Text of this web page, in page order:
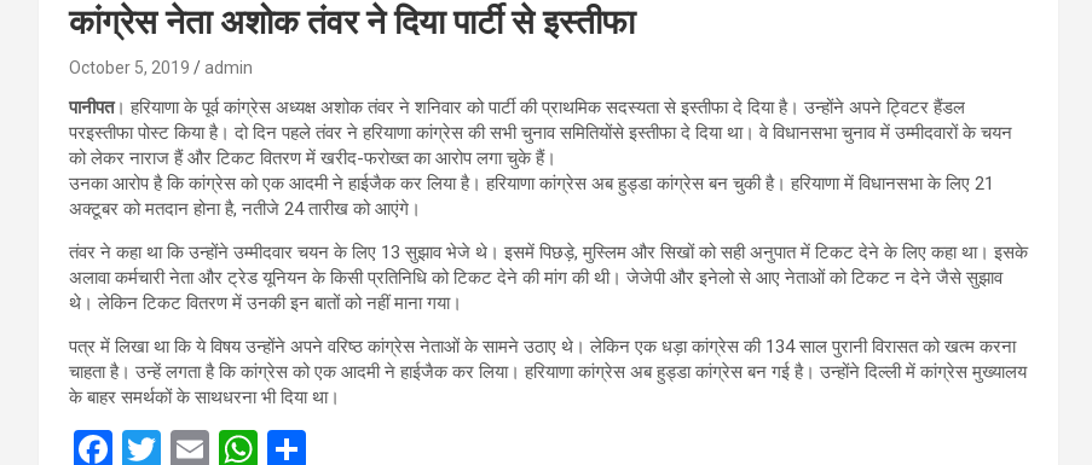
कांग्रेस नेता अशोक तंवर ने दिया पार्टी से इस्तीफा
October 5, 2019 admin
पानीपत। हरियाणा के पूर्व कांग्रेस अध्यक्ष अशोक तंवर ने शनिवार को पार्टी की प्राथमिक सदस्यता से इस्तीफा दे दिया है। उन्होंने अपने ट्विटर हैंडल
परइस्तीफा पोस्ट किया है। दो दिन पहले तंवर ने हरियाणा कांग्रेस की सभी चुनाव समितियोंसे इस्तीफा दे दिया था। वे विधानसभा चुनाव में उम्मीदवारों के चयन
को लेकर नाराज हैं और टिकट वितरण में खरीद-फरोख्त का आरोप लगा चुके हैं।
उनका आरोप है कि कांग्रेस को एक आदमी ने हाईजैक कर लिया है। हरियाणा कांग्रेस अब हुड्डा कांग्रेस बन चुकी है। हरियाणा में विधानसभा के लिए 21
अक्टूबर को मतदान होना है, नतीजे 24 तारीख को आएंगे।
तंवर ने कहा था कि उन्होंने उम्मीदवार चयन के लिए 13 सुझाव भेजे थे। इसमें पिछड़े, मुस्लिम और सिखों को सही अनुपात में टिकट देने के लिए कहा था। इसके
अलावा कर्मचारी नेता और ट्रेड यूनियन के किसी प्रतिनिधि को टिकट देने की मांग की थी। जेजेपी और इनेलो से आए नेताओं को टिकट न देने जैसे सुझाव
थे। लेकिन टिकट वितरण में उनकी इन बातों को नहीं माना गया।
पत्र में लिखा था कि ये विषय उन्होंने अपने वरिष्ठ कांग्रेस नेताओं के सामने उठाए थे। लेकिन एक धड़ा कांग्रेस की 134 साल पुरानी विरासत को खत्म करना
चाहता है। उन्हें लगता है कि कांग्रेस को एक आदमी ने हाईजैक कर लिया। हरियाणा कांग्रेस अब हुड्डा कांग्रेस बन गई है। उन्होंने दिल्ली में कांग्रेस मुख्यालय
के बाहर समर्थकों के साथधरना भी दिया था।
F
T
E
W